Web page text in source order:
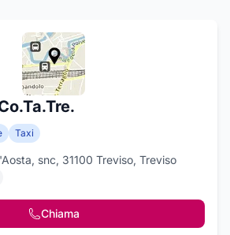
Taxi
snc, 31100 Treviso, Treviso
Chiama